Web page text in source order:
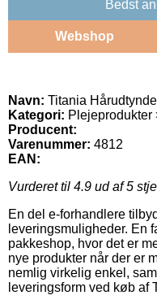
Bedst
Webshop
Navn: Titania
Kategori: Plejeprodukter
Producent:
Varenummer: 4812
EAN:
Vurderet til 4.9 ud af 5
En del e-forhandlere
leveringsmuligheder. En
pakkeshop, hvor det er
nye produkter når der er
nemlig virkelig enkel,
leveringsform ved køb af